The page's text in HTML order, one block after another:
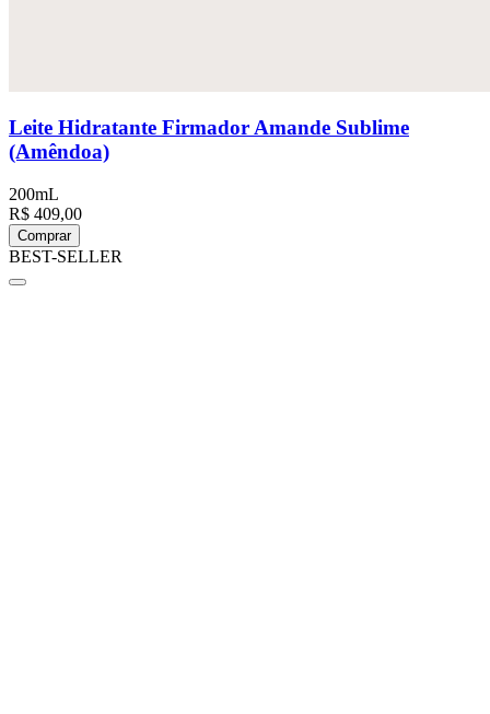
Leite Hidratante Firmador Amande Sublime
(Amêndoa)
200mL
R$ 409,00
Comprar
BEST-SELLER